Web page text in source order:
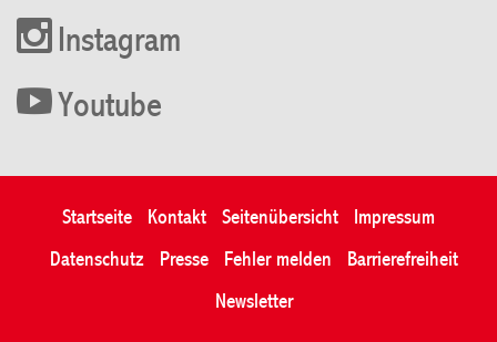
Instagram
Youtube
Startseite Kontakt Seitenübersicht
Impressum
Datenschutz
Presse Fehler melden
Barrierefreiheit
Newsletter